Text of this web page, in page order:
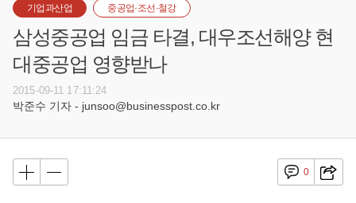
기업과산업 중공업·조선·철강
삼성중공업 임금 타결, 대우조선해양 현
대중공업 영향받나
2015-09-11 17:11:24
박준수 기자 - junsoo@businesspost.co.kr
0